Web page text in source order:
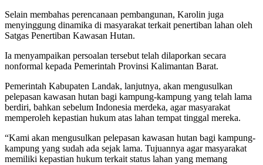
Selain membahas perencanaan pembangunan, Karolin juga
menyinggung dinamika di masyarakat terkait penertiban lahan oleh
Satgas Penertiban Kawasan Hutan.
Ia menyampaikan persoalan tersebut telah dilaporkan secara
nonformal kepada Pemerintah Provinsi Kalimantan Barat.
Pemerintah Kabupaten Landak, lanjutnya, akan mengusulkan
pelepasan kawasan hutan bagi kampung-kampung yang telah lama
berdiri, bahkan sebelum Indonesia merdeka, agar masyarakat
memperoleh kepastian hukum atas lahan tempat tinggal mereka.
“Kami akan mengusulkan pelepasan kawasan hutan bagi kampung-
kampung yang sudah ada sejak lama. Tujuannya agar masyarakat
memiliki kepastian hukum terkait status lahan yang memang